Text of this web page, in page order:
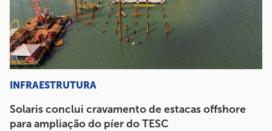
INFRAESTRUTURA
Solaris conclui cravamento de estacas offshore
para ampliação do píer do TESC